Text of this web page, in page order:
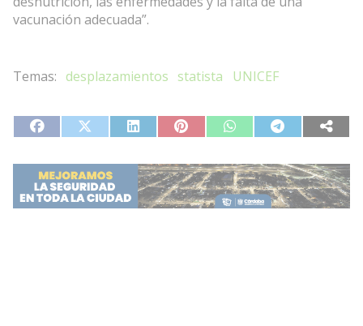
vacunación adecuada”.
desplazamientos statista UNICEF